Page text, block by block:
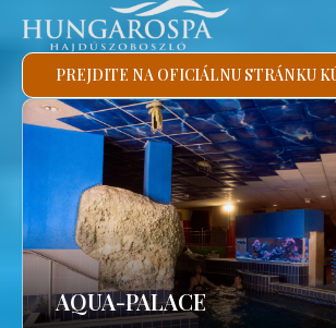
PREJDITE NA OFICIÁLNU STRÁNKU
AQUA-PALACE